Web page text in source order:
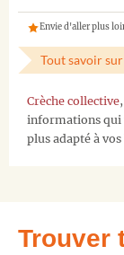
Envie d'aller plus
Tout savoir
Crèche collective,
informations qui
plus adapté à
Trouver